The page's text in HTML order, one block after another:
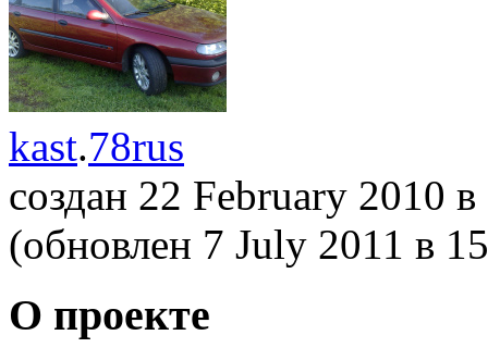
kast.78rus
создан 22 February 2010 в
(обновлен 7 July 2011 в
О проекте